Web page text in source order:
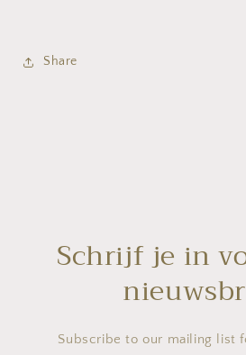
Share
Schrijf je in
Subscribe to our mailing list